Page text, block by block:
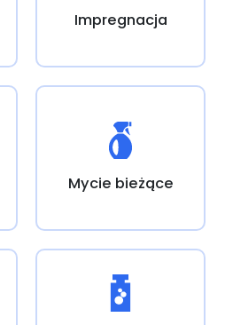
Impregnacja
Mycie bieżące